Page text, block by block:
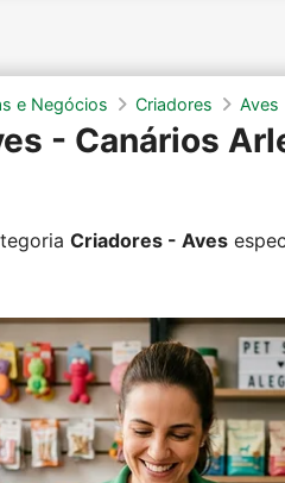
e Negócios Criadores Aves
- Canários
Criadores - Aves